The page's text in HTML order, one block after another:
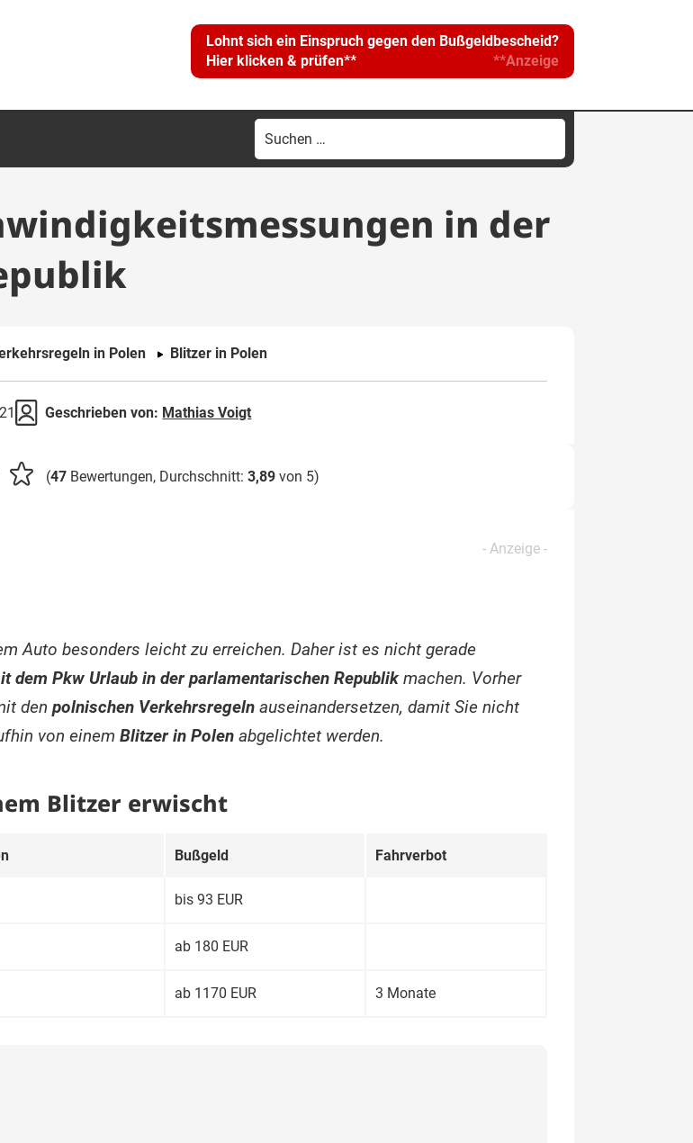
Lohnt sich ein Einspruch gegen den Bußgeldbescheid?
Hier klicken & prüfen**
**Anzeige
Suchen
nach:
in der
in Polen Blitzer in Polen
Geschrieben von: Mathias Voigt
(47 Bewertungen, Durchschnitt: 3,89 von 5)
Auto besonders leicht zu erreichen. Daher ist es nicht gerade
dem Pkw Urlaub in der parlamentarischen Republikmachen. Vorher
den polnischen Verkehrsregeln auseinandersetzen, damit Sie nicht
von einem Blitzer in Polen abgelichtet werden.
Blitzer erwischt
Buß­geld Fahrverbot
bis 93 EUR
ab 180 EUR
ab 1170 EUR 3 Monate